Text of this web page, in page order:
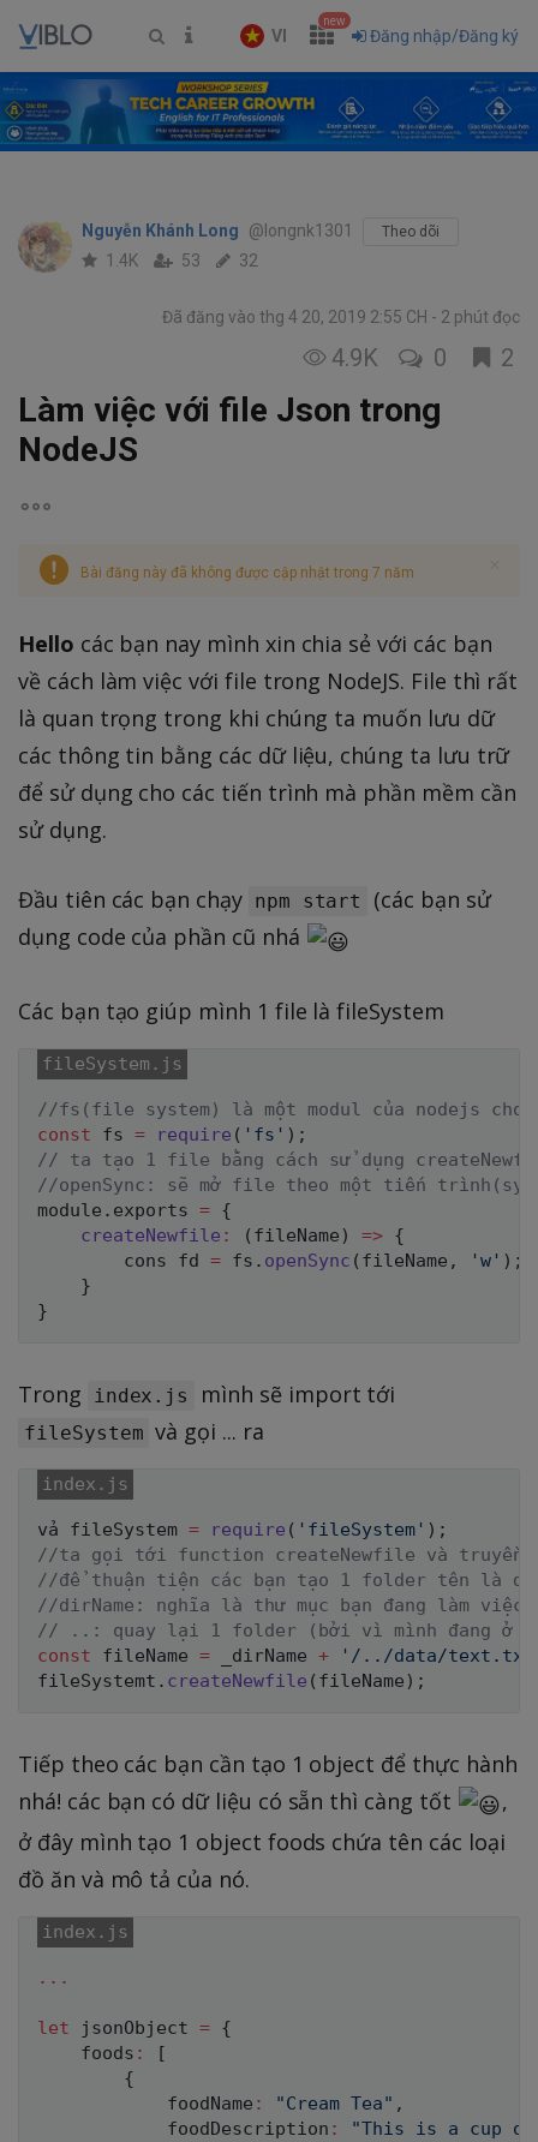
VI
new
Đăng nhập/Đăng ký
Nguyễn Khánh Long @longnk1301 Theo dõi
1.4K 53 32
Đã đăng vào thg 4 20, 2019 2:55 CH 2 phút đọc
4.9K 0 2
Làm việc với file Json trong
NodeJS
Bài đăng này đã không được cập nhật trong 7 năm
Hello các bạn nay mình xin chia sẻ với các bạn
về cách làm việc với file trong NodeJS. File thì rất
là quan trọng trong khi chúng ta muốn lưu dữ
các thông tin bằng các dữ liệu, chúng ta lưu trữ
để sử dụng cho các tiến trình mà phần mềm cần
sử dụng.
Đầu tiên các bạn chạy npm start
(các bạn sử
dụng code của phần cũ nhá
Các bạn tạo giúp mình 1 file là fileSystem
//fs(file system) là một modul của nodejs
const fs = require ( 'fs' ) ;
// ta tạo 1 file bằng cách sử dụng
//openSync: sẽ mở file theo một tiến
module . exports = {
createNewfile : ( fileName ) => {
        cons fd
= fs . openSync ( fileName , 'w' ) ;
}
}
Trong index.js mình sẽ import tới
fileSystem và gọi ... ra
vả fileSystem = require ( 'fileSystem' ) ;
//ta gọi tới function createNewfile và
//để thuận tiện các bạn tạo 1 folder tên là
//dirName: nghĩa là thư mục bạn đang làm việc.
// ..: quay lại 1 folder (bởi vì mình đang ở
const fileName = _dirName +
'/../data/
fileSystemt . createNewfile ( fileName ) ;
Tiếp theo các bạn cần tạo 1 object để thực hành
nhá! các bạn có dữ liệu có sẵn thì càng tốt
,
ở đây mình tạo 1 object foods chứa tên các loại
đồ ăn và mô tả của nó.
...
let jsonObject = {
    foods
:
[
{
            foodName
: "Cream Tea" ,
            foodDescription
:
"This is a cup